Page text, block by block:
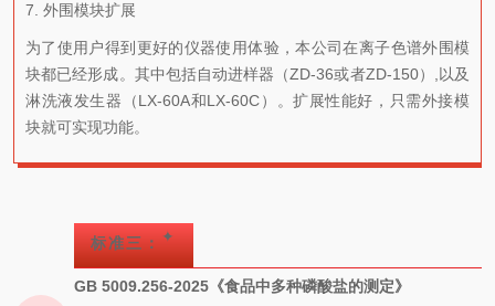
7. 外围模块扩展
为了使用户得到更好的仪器使用体验，本公司在离子色谱外围模
块都已经形成。其中包括自动进样器（ZD-36或者ZD-150）,以及
淋洗液发生器（LX-60A和LX-60C）。扩展性能好，只需外接模
块就可实现功能。
标准三： ✦
GB 5009.256-2025《食品中多种磷酸盐的测定》